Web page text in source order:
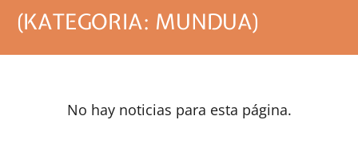
(KATEGORIA: MUNDUA)
No hay noticias para esta página.